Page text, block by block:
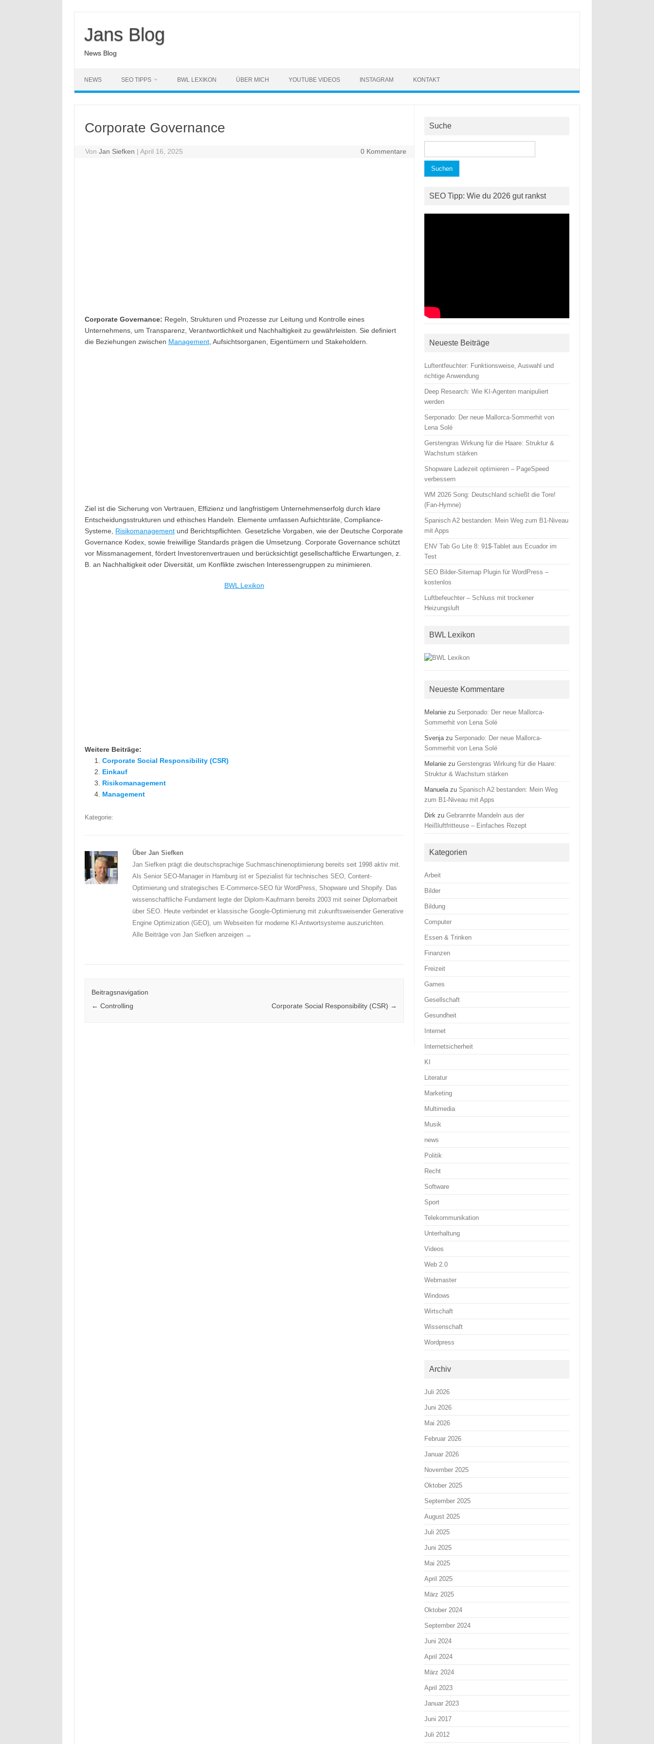
springen
Jans Blog
News Blog
NEWS SEO TIPPS BWL LEXIKON ÜBER MICH YOUTUBE VIDEOS INSTAGRAM KONTAKT
Corporate Governance
VonJan Siefken | April 16, 2025 0 Kommentare
Corporate Governance: Regeln, Strukturen und Prozesse zur Leitung und Kontrolle eines
Unternehmens, um Transparenz, Verantwortlichkeit und Nachhaltigkeit zu gewährleisten. Sie definiert
die Beziehungen zwischen Management, Aufsichtsorganen, Eigentümern und Stakeholdern.
Ziel ist die Sicherung von Vertrauen, Effizienz und langfristigem Unternehmenserfolg durch klare
Entscheidungsstrukturen und ethisches Handeln. Elemente umfassen Aufsichtsräte, Compliance-
Systeme, Risikomanagementund Berichtspflichten. Gesetzliche Vorgaben, wie der Deutsche Corporate
Governance Kodex, sowie freiwillige Standards prägen die Umsetzung. Corporate Governance schützt
vor Missmanagement, fördert Investorenvertrauen und berücksichtigt gesellschaftliche Erwartungen, z.
B. an Nachhaltigkeit oder Diversität, um Konflikte zwischen Interessengruppen zu minimieren.
BWL Lexikon
Weitere Beiträge:
Corporate Social Responsibility (CSR)
Einkauf
Risikomanagement
Management
Kategorie:
Über Jan Siefken
Jan Siefken prägt die deutschsprachige Suchmaschinenoptimierung bereits seit 1998 aktiv mit.
Als Senior SEO-Manager in Hamburg ist er Spezialist für technisches SEO, Content-
Optimierung und strategisches E-Commerce-SEO für WordPress, Shopware und Shopify. Das
wissenschaftliche Fundament legte der Diplom-Kaufmann bereits 2003 mit seiner Diplomarbeit
über SEO. Heute verbindet er klassische Google-Optimierung mit zukunftsweisender Generative
Engine Optimization (GEO), um Webseiten für moderne KI-Antwortsysteme auszurichten.
Alle Beiträge von Jan Siefken anzeigen →
Beitragsnavigation
← Controlling Corporate Social Responsibility (CSR) →
Suche
nach:
SEO Tipp: Wie du 2026 gut rankst
Neueste Beiträge
Luftentfeuchter: Funktionsweise, Auswahl und
richtige Anwendung
Deep Research: Wie KI-Agenten manipuliert
werden
Serponado: Der neue Mallorca-Sommerhit von
Lena Solé
Gerstengras Wirkung für die Haare: Struktur &
Wachstum stärken
Shopware Ladezeit optimieren – PageSpeed
verbessern
WM 2026 Song: Deutschland schießt die Tore!
(Fan-Hymne)
Spanisch A2 bestanden: Mein Weg zum B1-Niveau
mit Apps
ENV Tab Go Lite 8: 91$-Tablet aus Ecuador im
Test
SEO Bilder-Sitemap Plugin für WordPress –
kostenlos
Luftbefeuchter – Schluss mit trockener
Heizungsluft
BWL Lexikon
Neueste Kommentare
Melanie zu Serponado: Der neue Mallorca-
Sommerhit von Lena Solé
Svenjazu Serponado: Der neue Mallorca-
Sommerhit von Lena Solé
Melanie zuGerstengras Wirkung für die Haare:
Struktur & Wachstum stärken
Manuelazu Spanisch A2 bestanden: Mein Weg
zum B1-Niveau mit Apps
Dirk zuGebrannte Mandeln aus der
Heißluftfritteuse – Einfaches Rezept
Kategorien
Arbeit
Bilder
Bildung
Computer
Essen & Trinken
Finanzen
Freizeit
Games
Gesellschaft
Gesundheit
Internet
Internetsicherheit
KI
Literatur
Marketing
Multimedia
Musik
news
Politik
Recht
Software
Sport
Telekommunikation
Unterhaltung
Videos
Web 2.0
Webmaster
Windows
Wirtschaft
Wissenschaft
Wordpress
Archiv
Juli 2026
Juni 2026
Mai 2026
Februar 2026
Januar 2026
November 2025
Oktober 2025
September 2025
August 2025
Juli 2025
Juni 2025
Mai 2025
April 2025
März 2025
Oktober 2024
September 2024
Juni 2024
April 2024
März 2024
April 2023
Januar 2023
Juni 2017
Juli 2012